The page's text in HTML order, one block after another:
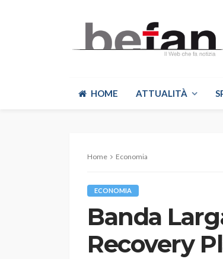
HOME ATTUALITÀ
Home Economia
ECONOMIA
Banda
Recovery